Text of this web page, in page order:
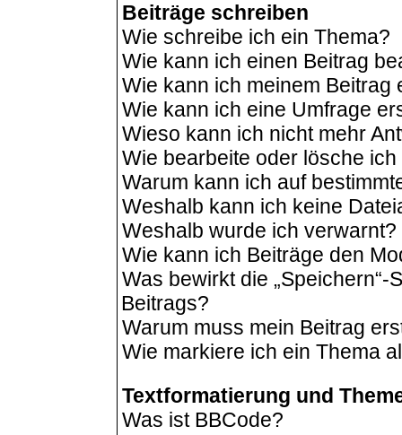
Beiträge schreiben
Wie schreibe ich ein Thema?
Wie kann ich einen Beitrag
Wie kann ich meinem Beitrag
Wie kann ich eine Umfrage
Wieso kann ich nicht mehr
Wie bearbeite oder lösche
Warum kann ich auf
Weshalb kann ich keine
Weshalb wurde ich verwarnt?
Wie kann ich Beiträge den
Was bewirkt die
Beitrags?
Warum muss mein Beitrag
Wie markiere ich ein Thema
Textformatierung und
Was ist BBCode?